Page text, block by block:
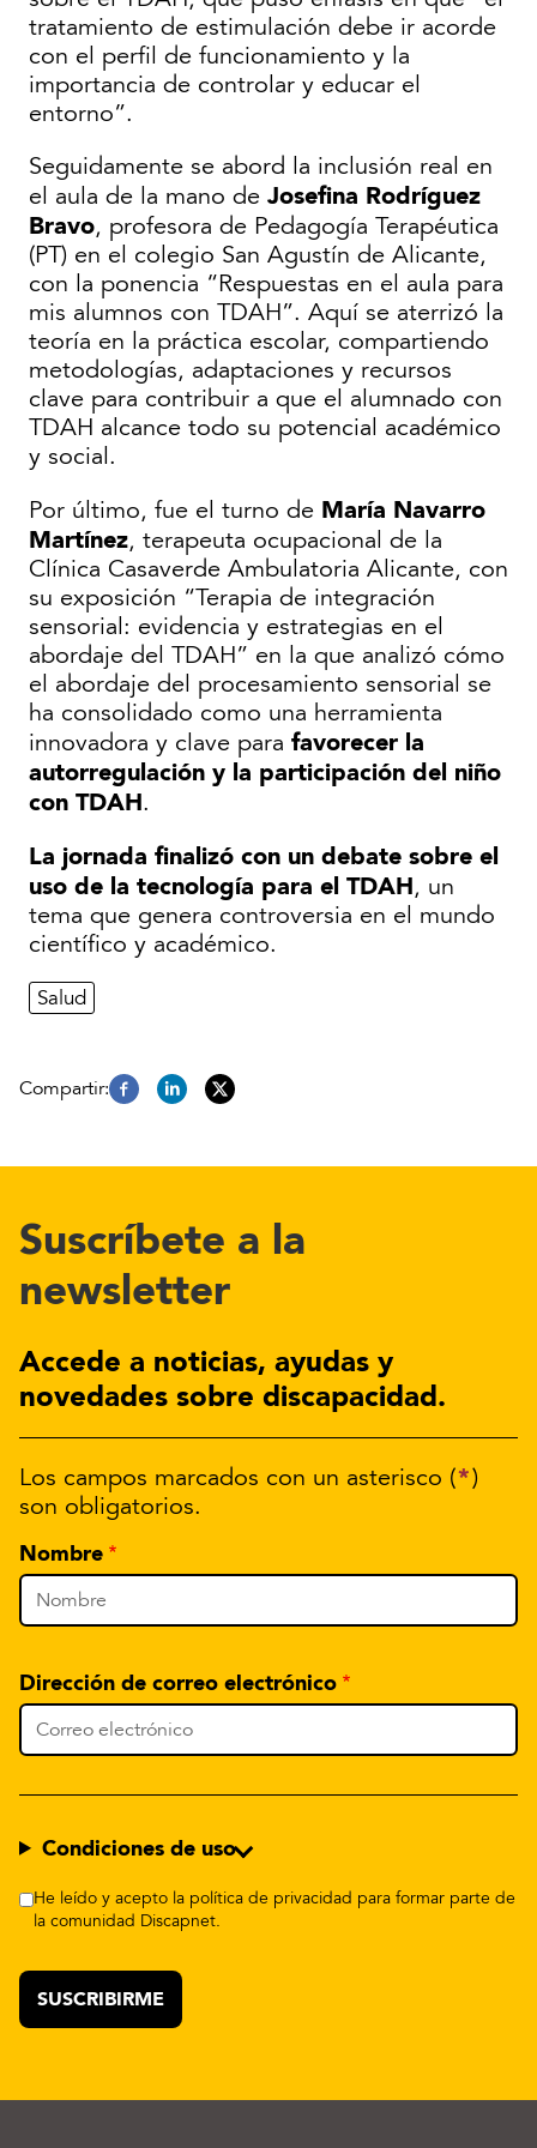
tratamiento de estimulación debe ir acorde
con el perfil de funcionamiento y la
importancia de controlar y educar el
entorno”.
Seguidamente se abord la inclusión real en
el aula de la mano de Josefina Rodríguez
Bravo, profesora de Pedagogía Terapéutica
(PT) en el colegio San Agustín de Alicante,
con la ponencia “Respuestas en el aula para
mis alumnos con TDAH”. Aquí se aterrizó la
teoría en la práctica escolar, compartiendo
metodologías, adaptaciones y recursos
clave para contribuir a que el alumnado con
TDAH alcance todo su potencial académico
y social.
Por último, fue el turno de María Navarro
Martínez, terapeuta ocupacional de la
Clínica Casaverde Ambulatoria Alicante, con
su exposición “Terapia de integración
sensorial: evidencia y estrategias en el
abordaje del TDAH” en la que analizó cómo
el abordaje del procesamiento sensorial se
ha consolidado como una herramienta
innovadora y clave para favorecer la
autorregulación y la participación del niño
con TDAH.
La jornada finalizó con un debate sobre el
uso de la tecnología para el TDAH, un
tema que genera controversia en el mundo
científico y académico.
Salud
Suscríbete a la
newsletter
Accede a noticias, ayudas y
novedades sobre discapacidad.
Los campos marcados con un asterisco (*)
son obligatorios.
Nombre
Dirección de correo electrónico
Condiciones de uso
He leído y acepto la política de privacidad para formar parte de
la comunidad Discapnet.